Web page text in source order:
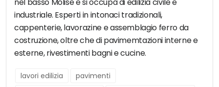
nel basso Molise e si occupa di edilizia civile e
industriale. Esperti in intonaci tradizionali,
cappenterie, lavorazine e assemblagio ferro da
costruzione, oltre che di pavimemtazioni interne e
esterne, rivestimenti bagni e cucine.
lavori edilizia
pavimenti